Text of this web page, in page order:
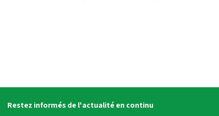
Restez informés de l'actualité en continu